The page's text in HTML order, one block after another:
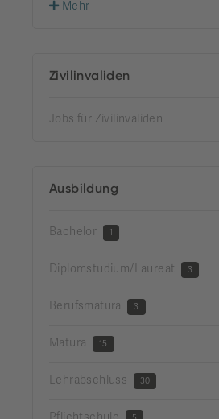
Mehr
Zivilinvaliden
Jobs für Zivilinvaliden
Ausbildung
Bachelor 1
Diplomstudium/Laureat 3
Berufsmatura 3
Matura 15
Lehrabschluss 30